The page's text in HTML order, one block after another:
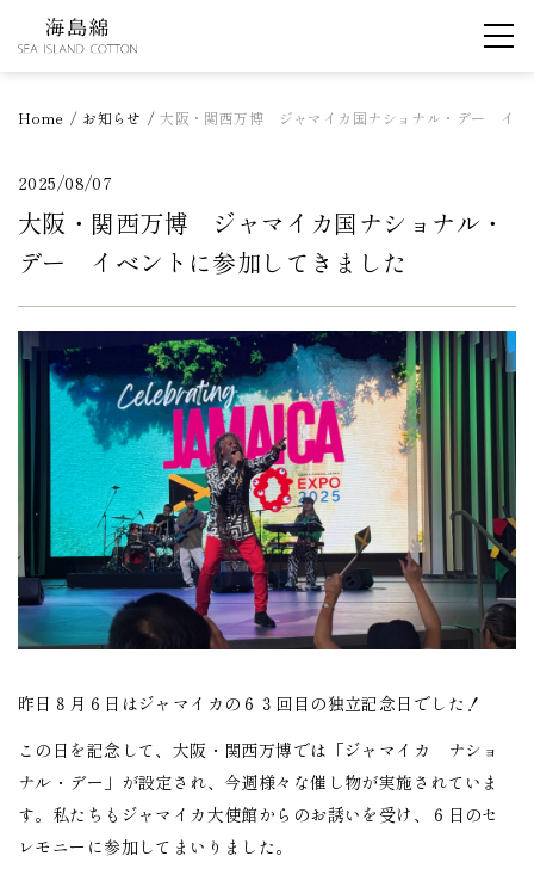
Ja En
West IndianSea Island Cotton
サステナビリティ
News・コラム
お問い合わせ
Home お知らせ 大阪・関西万博 ジャマイカ国ナショナル・デー イベ
2025/08/07
大阪・関西万博 ジャマイカ国ナショナル・
デー イベントに参加してきました
昨日８月６日はジャマイカの６３回目の独立記念日でした！
この日を記念して、大阪・関西万博では「ジャマイカ ナショ
ナル・デー」が設定され、今週様々な催し物が実施されていま
す。私たちもジャマイカ大使館からのお誘いを受け、６日のセ
レモニーに参加してまいりました。